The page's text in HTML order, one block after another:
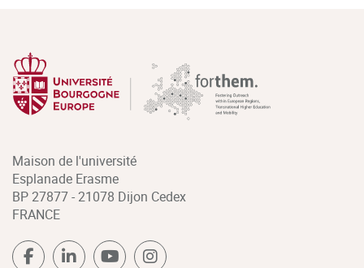
Maison de l'université
Esplanade Erasme
BP 27877 - 21078 Dijon Cedex
FRANCE